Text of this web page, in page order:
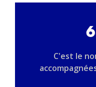
C'est le